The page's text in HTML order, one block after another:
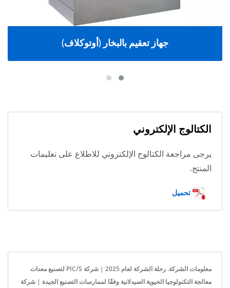
جهاز تعقيم بالبخار (أوتوكلاف)
الكتالوج الإلكتروني
يرجى مراجعة الكتالوج الإلكتروني للاطلاع على تعليمات
المنتج.
تحميل
معلومات الشركة. رحلة الشركة لعام 2025 | شركة PIC/S لتصنيع معدات
معالجة التكنولوجيا الحيوية الصيدلانية وفقًا لممارسات التصنيع الجيدة | شركة